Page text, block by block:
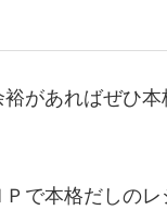
があればぜひ
で本格だしのレ